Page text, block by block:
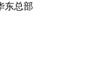
东总部